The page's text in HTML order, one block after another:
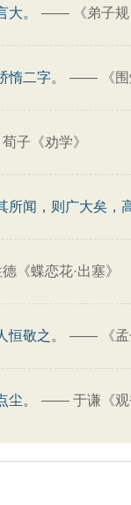
。 —— 《弟子
二字。 —— 《
荀子《劝学》
闻，则广大矣，
《蝶恋花·出塞》
敬之。 —— 《
。 —— 于谦《观